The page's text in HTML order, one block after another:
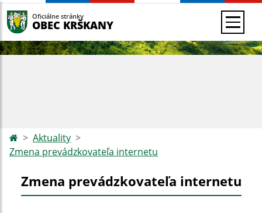
Oficiálne stránky
OBEC KRŠKANY
Aktuality
Zmena prevádzkovateľa internetu
Zmena prevádzkovateľa internetu